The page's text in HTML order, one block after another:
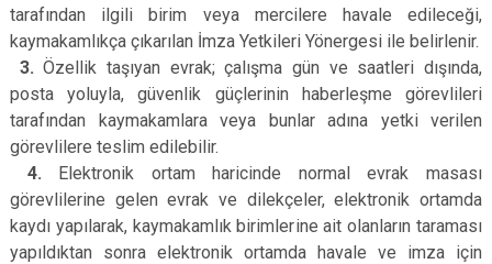
tarafından ilgili birim veya mercilere havale edileceği,
kaymakamlıkça çıkarılan İmza Yetkileri Yönergesi ile belirlenir.
3.Özellik taşıyan evrak; çalışma gün ve saatleri dışında,
posta yoluyla, güvenlik güçlerinin haberleşme görevlileri
tarafından kaymakamlara veya bunlar adına yetki verilen
görevlilere teslim edilebilir.
4. Elektronik ortam haricinde normal evrak masası
görevlilerine gelen evrak ve dilekçeler, elektronik ortamda
kaydı yapılarak, kaymakamlık birimlerine ait olanların taraması
yapıldıktan sonra elektronik ortamda havale ve imza için